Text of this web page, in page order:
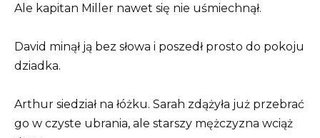
Ale kapitan Miller nawet się nie uśmiechnął.
David minął ją bez słowa i poszedł prosto do pokoju
dziadka.
Arthur siedział na łóżku. Sarah zdążyła już przebrać
go w czyste ubrania, ale starszy mężczyzna wciąż